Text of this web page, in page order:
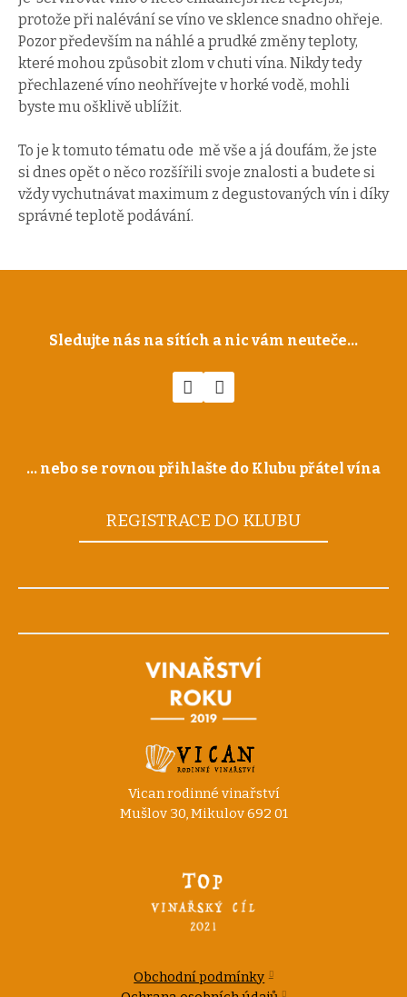
protože při nalévání se víno ve sklence snadno ohřeje.
Pozor především na náhlé a prudké změny teploty,
které mohou způsobit zlom v chuti vína. Nikdy tedy
přechlazené víno neohřívejte v horké vodě, mohli
byste mu ošklivě ublížit.
To je k tomuto tématu ode mě vše a já doufám, že jste
si dnes opět o něco rozšířili svoje znalosti a budete si
vždy vychutnávat maximum z degustovaných vín i díky
správné teplotě podávání.
Sledujte nás na sítích a nic vám neuteče...
... nebo se rovnou přihlašte do Klubu přátel vína
REGISTRACE DO KLUBU
Vican rodinné vinařství
Mušlov 30, Mikulov 692 01
Obchodní podmínky